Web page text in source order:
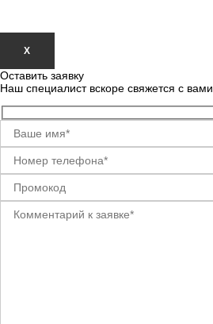
Х
Оставить заявку
Наш специалист вскоре свяжется с вами